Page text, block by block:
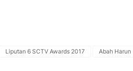
Liputan 6 SCTV Awards 2017
Abah Harun